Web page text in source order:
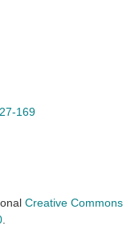
169
Creative Commons